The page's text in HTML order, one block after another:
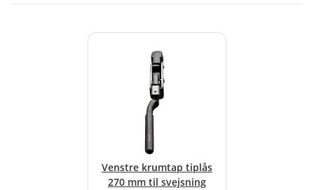
Venstre krumtap tiplås
270 mm til svejsning